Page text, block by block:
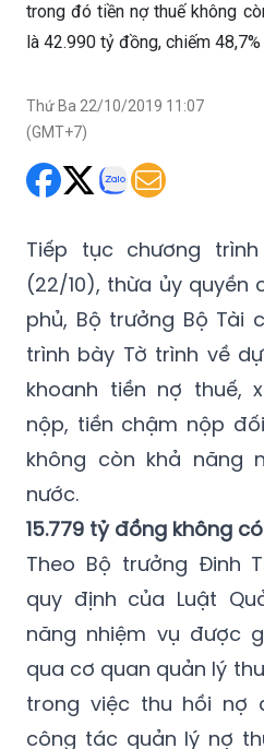
trong đó tiền nợ thuế không
là 42.990 tỷ đồng, chiếm
Thứ Ba 22/10/2019 11:07
(GMT+7)
Tiếp tục chương
(22/10), thừa ủy quyền
phủ, Bộ trưởng Bộ Tài
trình bày Tờ trình về
khoanh tiền nợ thuế,
nộp, tiền chậm nộp
không còn khả năng
nước.
15.779 tỷ đồng không
Theo Bộ trưởng Đinh
quy định của Luật
năng nhiệm vụ được
qua cơ quan quản lý
trong việc thu hồi nợ
công tác quản lý nợ